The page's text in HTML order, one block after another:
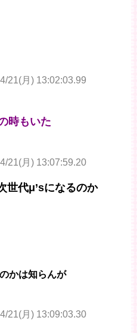
21(月) 13:02:03.99
時もいた
21(月) 13:07:59.20
世代μ’sになるのか
かは知らんが
21(月) 13:09:03.30